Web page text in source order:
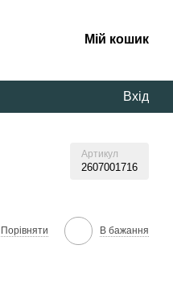
Мій кошик
Вхід
Артикул
2607001716
Порівняти В бажання